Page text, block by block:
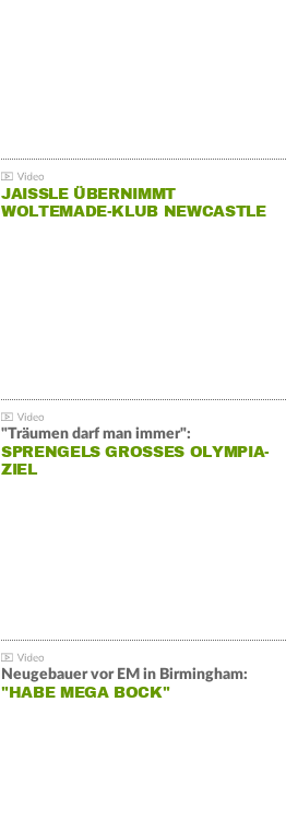
JAISSLE ÜBERNIMMT
WOLTEMADE-KLUB NEWCASTLE
"Träumen darf man immer":
SPRENGELS GROSSES OLYMPIA-Z
IEL
Neugebauer vor EM in Birmingham:
"HABE MEGA BOCK"